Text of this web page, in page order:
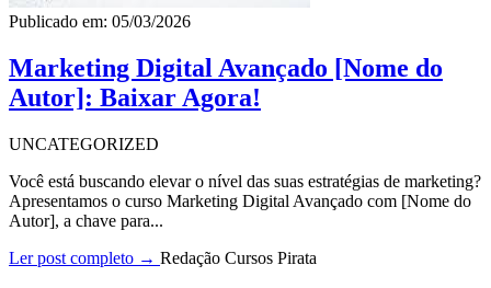
Publicado em: 05/03/2026
Marketing Digital Avançado [Nome do
Autor]: Baixar Agora!
UNCATEGORIZED
Você está buscando elevar o nível das suas estratégias de marketing?
Apresentamos o curso Marketing Digital Avançado com [Nome do
Autor], a chave para...
Ler post completo → Redação Cursos Pirata